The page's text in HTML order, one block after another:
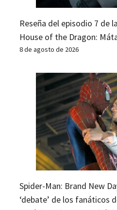
Reseña del episodio 7 de
House of the Dragon:
8 de agosto de 2026
Spider-Man: Brand New
‘debate’ de los fanáticos